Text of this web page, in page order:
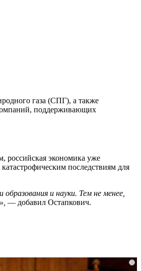
газа (СПГ), а также
поддерживающих
российская экономика уже
последствиям для
и науки. Тем не менее,
— добавил Остапкович.
i